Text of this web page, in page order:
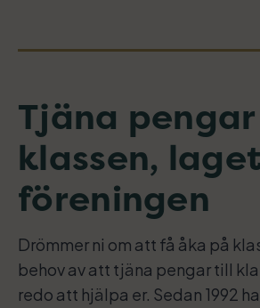
Tjäna
klassen,
föreningen
Drömmer ni om att få åka på
behov av att tjäna pengar till
redo att hjälpa er. Sedan 1992